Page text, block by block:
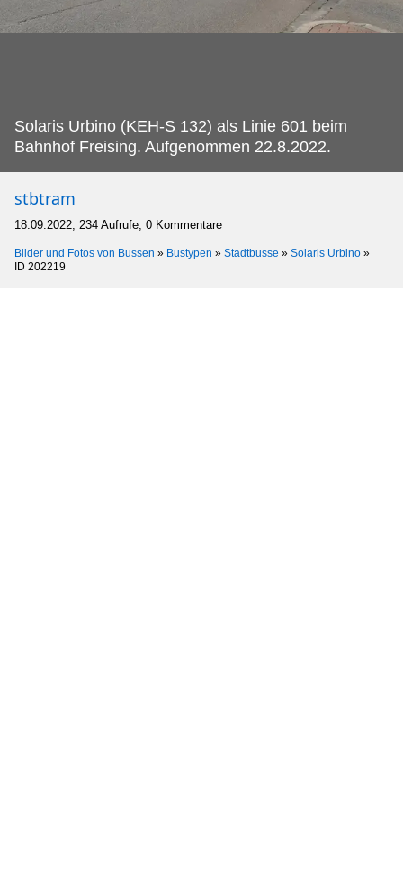
Solaris Urbino (KEH-S 132) als Linie 601 beim
Bahnhof Freising. Aufgenommen 22.8.2022.
stbtram
18.09.2022, 234 Aufrufe, 0 Kommentare
Bilder und Fotos von Bussen » Bustypen » Stadtbusse » Solaris Urbino »
ID 202219